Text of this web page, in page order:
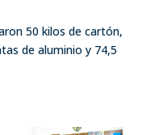
50 kilos de cartón,
de aluminio y 74,5